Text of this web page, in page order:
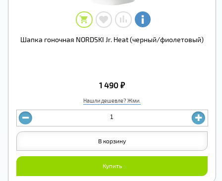
Шапка гоночная NORDSKI Jr. Heat (черный/фиолетовый)
Нашли дешевле? Жми.
1 490 ₽
Купить
В корзину